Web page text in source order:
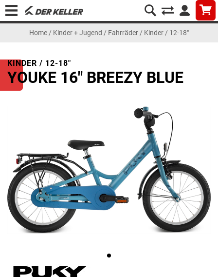
Home / Kinder + Jugend / Fahrräder / Kinder / 12-18"
KINDER / 12-18"
YOUKE 16" BREEZY BLUE